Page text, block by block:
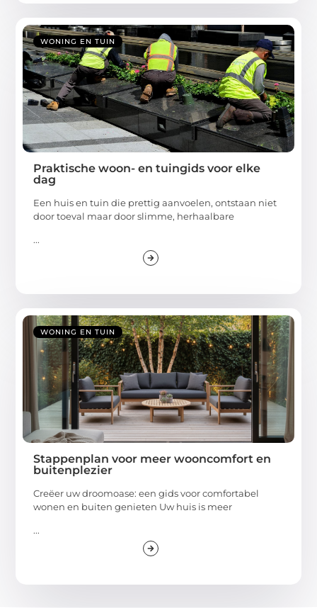
WONING EN TUIN
Praktische woon- en tuingids voor elke
dag
Een huis en tuin die prettig aanvoelen, ontstaan niet
door toeval maar door slimme, herhaalbare
...
WONING EN TUIN
Stappenplan voor meer wooncomfort en
buitenplezier
Creëer uw droomoase: een gids voor comfortabel
wonen en buiten genieten Uw huis is meer
...